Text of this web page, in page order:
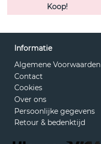
Koop!
Informatie
Algemene Voorwaarden
Contact
Cookies
Over ons
Persoonlijke gegevens
Retour & bedenktijd